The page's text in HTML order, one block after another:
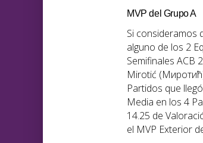
MVP del Grupo A
Si consideramos
alguno de los 2
Semifinales ACB
Mirotić
Partidos que
Media en los 4
14.25 de
el MVP Exterior